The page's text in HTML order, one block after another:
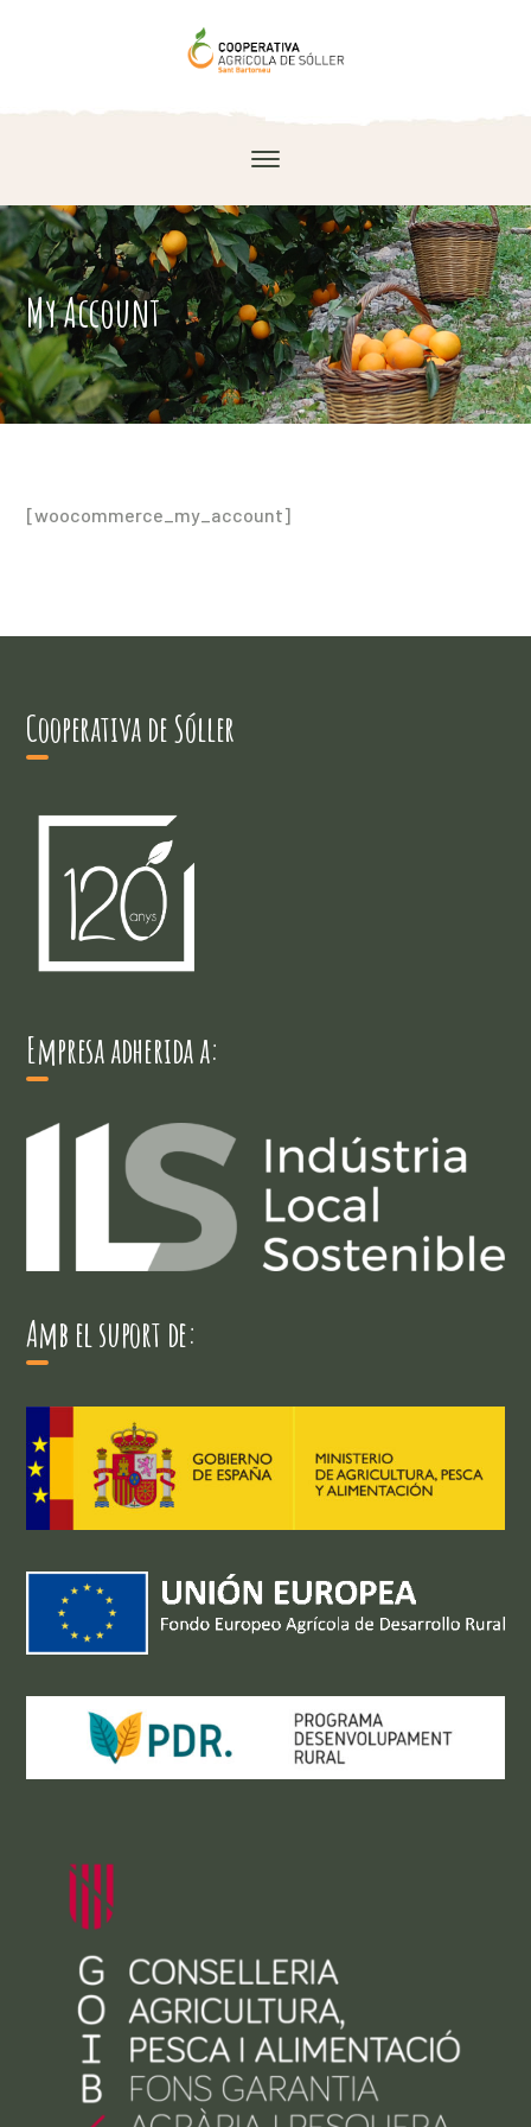
My Account
[woocommerce_my_account]
Cooperativa de Sóller
Empresa adherida a:
Amb el suport de: